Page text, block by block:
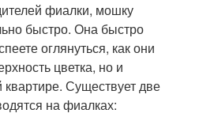
фиалки, мошку
быстро. Она быстро
оглянуться, как они
цветка, но и
квартире. Существует две
на фиалках: